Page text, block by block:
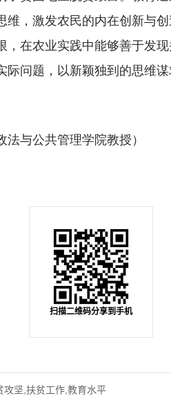
维，激发农民的内在创新与
，在农业实践中能够善于发
际问题，以新颖独到的思维
与公共管理学院教授）
扫描二维码分享到手机
坚,扶贫工作,教育水平